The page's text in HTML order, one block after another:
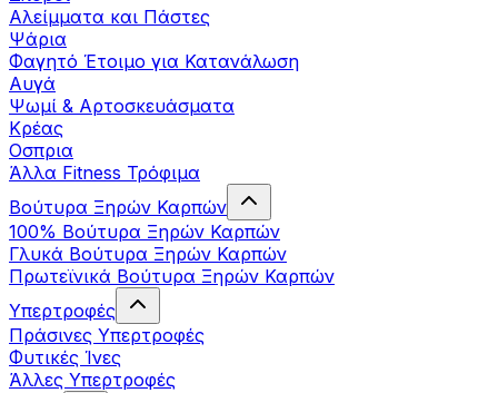
Αλείμματα και Πάστες
Ψάρια
Φαγητό Έτοιμο για Κατανάλωση
Αυγά
Ψωμί & Αρτοσκευάσματα
Κρέας
Οσπρια
Άλλα Fitness Τρόφιμα
Βούτυρα Ξηρών Καρπών
100% Βούτυρα Ξηρών Καρπών
Γλυκά Βούτυρα Ξηρών Καρπών
Πρωτεϊνικά Βούτυρα Ξηρών Καρπών
Υπερτροφές
Πράσινες Υπερτροφές
Φυτικές Ίνες
Άλλες Υπερτροφές